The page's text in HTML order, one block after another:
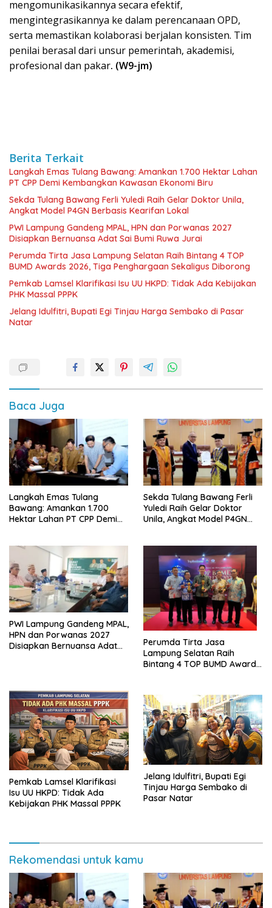
mengomunikasikannya secara efektif,
mengintegrasikannya ke dalam perencanaan OPD,
serta memastikan kolaborasi berjalan konsisten. Tim
penilai berasal dari unsur pemerintah, akademisi,
profesional dan pakar. (W9-jm)
Berita Terkait
Langkah Emas Tulang Bawang: Amankan 1.700 Hektar Lahan
PT CPP Demi Kembangkan Kawasan Ekonomi Biru
Sekda Tulang Bawang Ferli Yuledi Raih Gelar Doktor Unila,
Angkat Model P4GN Berbasis Kearifan Lokal
PWI Lampung Gandeng MPAL, HPN dan Porwanas 2027
Disiapkan Bernuansa Adat Sai Bumi Ruwa Jurai
Perumda Tirta Jasa Lampung Selatan Raih Bintang 4 TOP
BUMD Awards 2026, Tiga Penghargaan Sekaligus Diborong
Pemkab Lamsel Klarifikasi Isu UU HKPD: Tidak Ada Kebijakan
PHK Massal PPPK
Jelang Idulfitri, Bupati Egi Tinjau Harga Sembako di Pasar
Natar
Baca Juga
Langkah Emas Tulang
Bawang: Amankan 1.700
Hektar Lahan PT CPP Demi
Sekda Tulang Bawang Ferli
Yuledi Raih Gelar Doktor
Unila, Angkat Model P4GN
PWI Lampung Gandeng MPAL,
HPN dan Porwanas 2027
Disiapkan Bernuansa Adat
Perumda Tirta Jasa
Lampung Selatan Raih
Bintang 4 TOP BUMD Awards
Pemkab Lamsel Klarifikasi
Isu UU HKPD: Tidak Ada
Kebijakan PHK Massal PPPK
Jelang Idulfitri, Bupati Egi
Tinjau Harga Sembako di
Pasar Natar
Rekomendasi untuk kamu